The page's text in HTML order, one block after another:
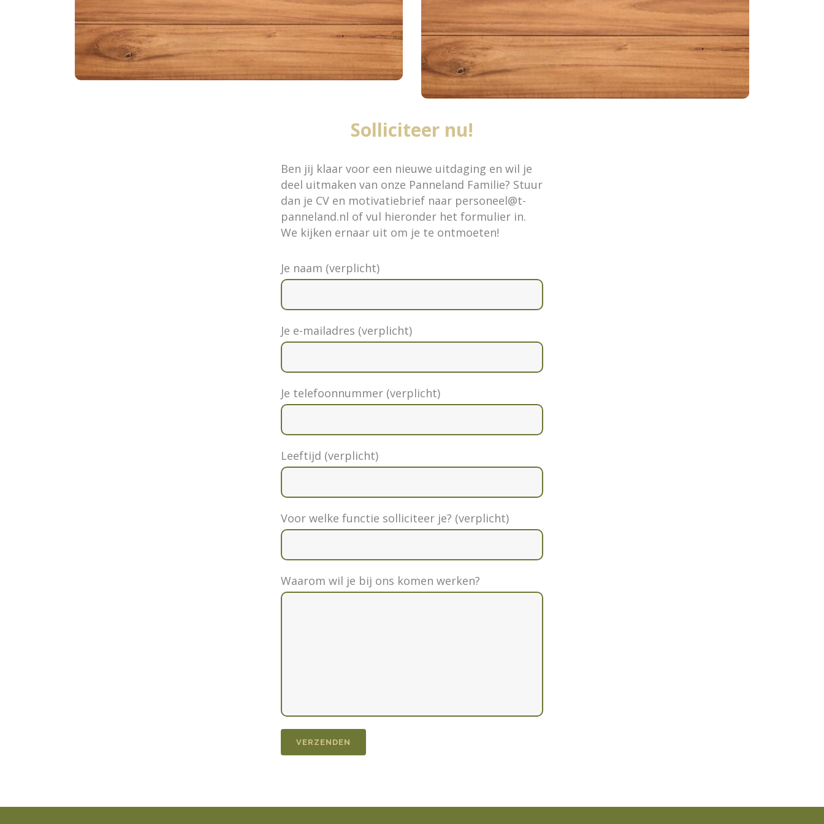
Meteen een jaarcontract
Heerlijke maaltijden
Regelmatig een sluitdrankje
Flexibele werktijden, tussen 8:00 en 22:00 uur
Heerlijke maaltijden
Regelmatig een sluitdrankje
Flexibele werktijden, tussen 8:00 en 22:00 uur
Stage mogelijkheden het hele jaar rond.
Optie tot vaste baan na afloop van de stage
Solliciteer nu!
Ben jij klaar voor een nieuwe uitdaging en wil je
deel uitmaken van onze Panneland Familie? Stuur
dan je CV en motivatiebrief naar personeel@t-
panneland.nl of vul hieronder het formulier in.
We kijken ernaar uit om je te ontmoeten!
Je naam (verplicht)
Je e-mailadres (verplicht)
Je telefoonnummer (verplicht)
Leeftijd (verplicht)
Voor welke functie solliciteer je? (verplicht)
Waarom wil je bij ons komen werken?